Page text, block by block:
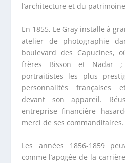
l’architecture et du
En 1855, Le Gray installe à
atelier de photographie
boulevard des Capucines,
frères Bisson et Nadar
portraitistes les plus
personnalités françaises
devant son appareil.
entreprise financière
merci de ses commanditaires.
Les années 1856-1859
comme l’apogée de la